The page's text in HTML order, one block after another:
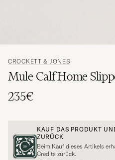
CROCKETT & JONES
Mule Calf Home
235€
KAUF DAS PRODUKT
ZURÜCK
Beim Kauf dieses Artikels
Credits zurück.